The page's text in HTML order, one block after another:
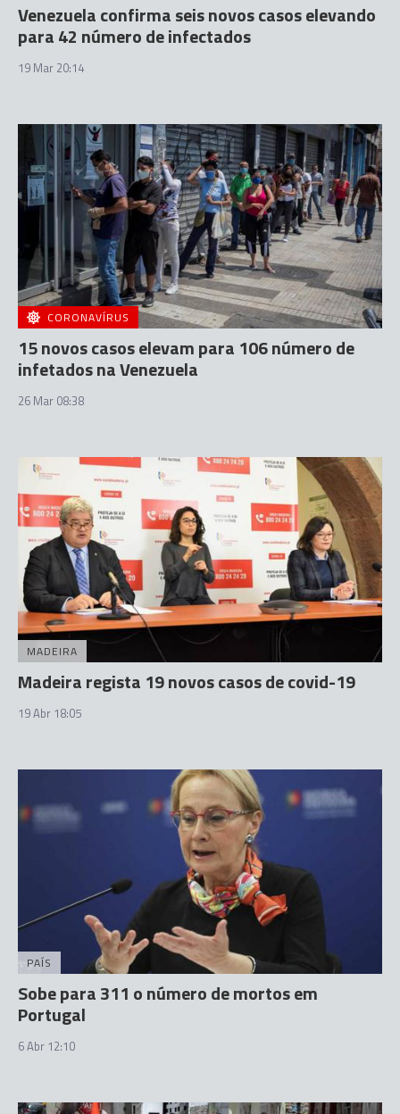
Venezuela confirma seis novos casos elevando
para 42 número de infectados
19 Mar 20:14
CORONAVÍRUS
15 novos casos elevam para 106 número de
infetados na Venezuela
26 Mar 08:38
MADEIRA
Madeira regista 19 novos casos de covid-19
19 Abr 18:05
PAÍS
Sobe para 311 o número de mortos em
Portugal
6 Abr 12:10